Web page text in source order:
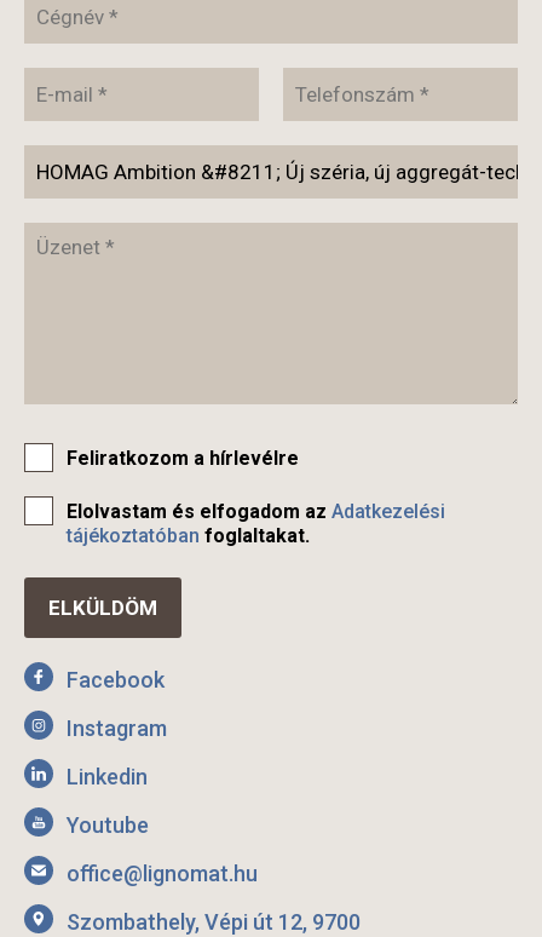
Feliratkozom a hírlevélre
Elolvastam és elfogadom az Adatkezelési
tájékoztatóban foglaltakat.
Facebook
Instagram
Linkedin
Youtube
office@lignomat.hu
Szombathely, Vépi út 12, 9700